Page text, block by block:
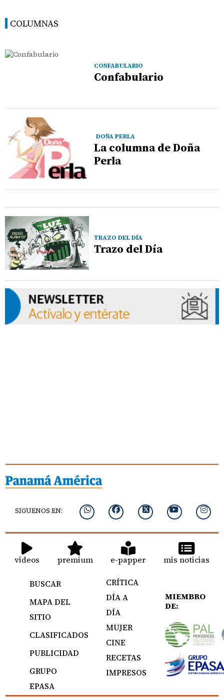
COLUMNAS
CONFABULARIO
Confabulario
DOÑA PERLA
La columna de Doña
Perla
TRAZO DEL DÍA
Trazo del Día
SIGUENOS EN:
videos premium e-papper mis noticias
BUSCAR
MAPA DEL
SITIO
CLASIFICADOS
PUBLICIDAD
GRUPO
EPASA
CRÍTICA
DÍA A
DÍA
MUJER
CINE
RECETAS
IMPRESOS
MIEMBRO
DE: